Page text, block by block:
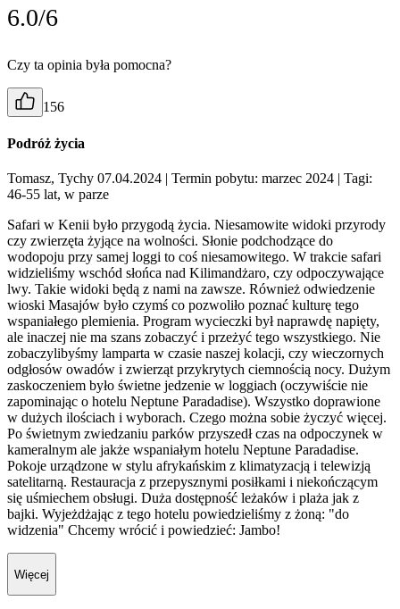
6.0/6
Czy ta opinia była pomocna?
156
Podróż życia
Tomasz, Tychy 07.04.2024 | Termin pobytu: marzec 2024 | Tagi:
46-55 lat, w parze
Safari w Kenii było przygodą życia. Niesamowite widoki przyrody
czy zwierzęta żyjące na wolności. Słonie podchodzące do
wodopoju przy samej loggi to coś niesamowitego. W trakcie safari
widzieliśmy wschód słońca nad Kilimandżaro, czy odpoczywające
lwy. Takie widoki będą z nami na zawsze. Również odwiedzenie
wioski Masajów było czymś co pozwoliło poznać kulturę tego
wspaniałego plemienia. Program wycieczki był naprawdę napięty,
ale inaczej nie ma szans zobaczyć i przeżyć tego wszystkiego. Nie
zobaczylibyśmy lamparta w czasie naszej kolacji, czy wieczornych
odgłosów owadów i zwierząt przykrytych ciemnością nocy. Dużym
zaskoczeniem było świetne jedzenie w loggiach (oczywiście nie
zapominając o hotelu Neptune Paradadise). Wszystko doprawione
w dużych ilościach i wyborach. Czego można sobie życzyć więcej.
Po świetnym zwiedzaniu parków przyszedł czas na odpoczynek w
kameralnym ale jakże wspaniałym hotelu Neptune Paradadise.
Pokoje urządzone w stylu afrykańskim z klimatyzacją i telewizją
satelitarną. Restauracja z przepysznymi posiłkami i niekończącym
się uśmiechem obsługi. Duża dostępność leżaków i plaża jak z
bajki. Wyjeżdżając z tego hotelu powiedzieliśmy z żoną: "do
widzenia" Chcemy wrócić i powiedzieć: Jambo!
Więcej